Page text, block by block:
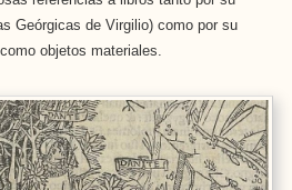
Geórgicas de Virgilio) como por su
objetos materiales.